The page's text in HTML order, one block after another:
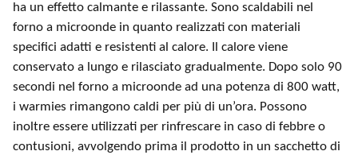
ha un effetto calmante e rilassante. Sono scaldabili nel
forno a microonde in quanto realizzati con materiali
specifici adatti e resistenti al calore. Il calore viene
conservato a lungo e rilasciato gradualmente. Dopo solo 90
secondi nel forno a microonde ad una potenza di 800 watt,
i warmies rimangono caldi per più di un’ora. Possono
inoltre essere utilizzati per rinfrescare in caso di febbre o
contusioni, avvolgendo prima il prodotto in un sacchetto di